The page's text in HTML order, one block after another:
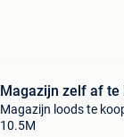
Magazijn zelf af te
Magazijn loods te
10.5M